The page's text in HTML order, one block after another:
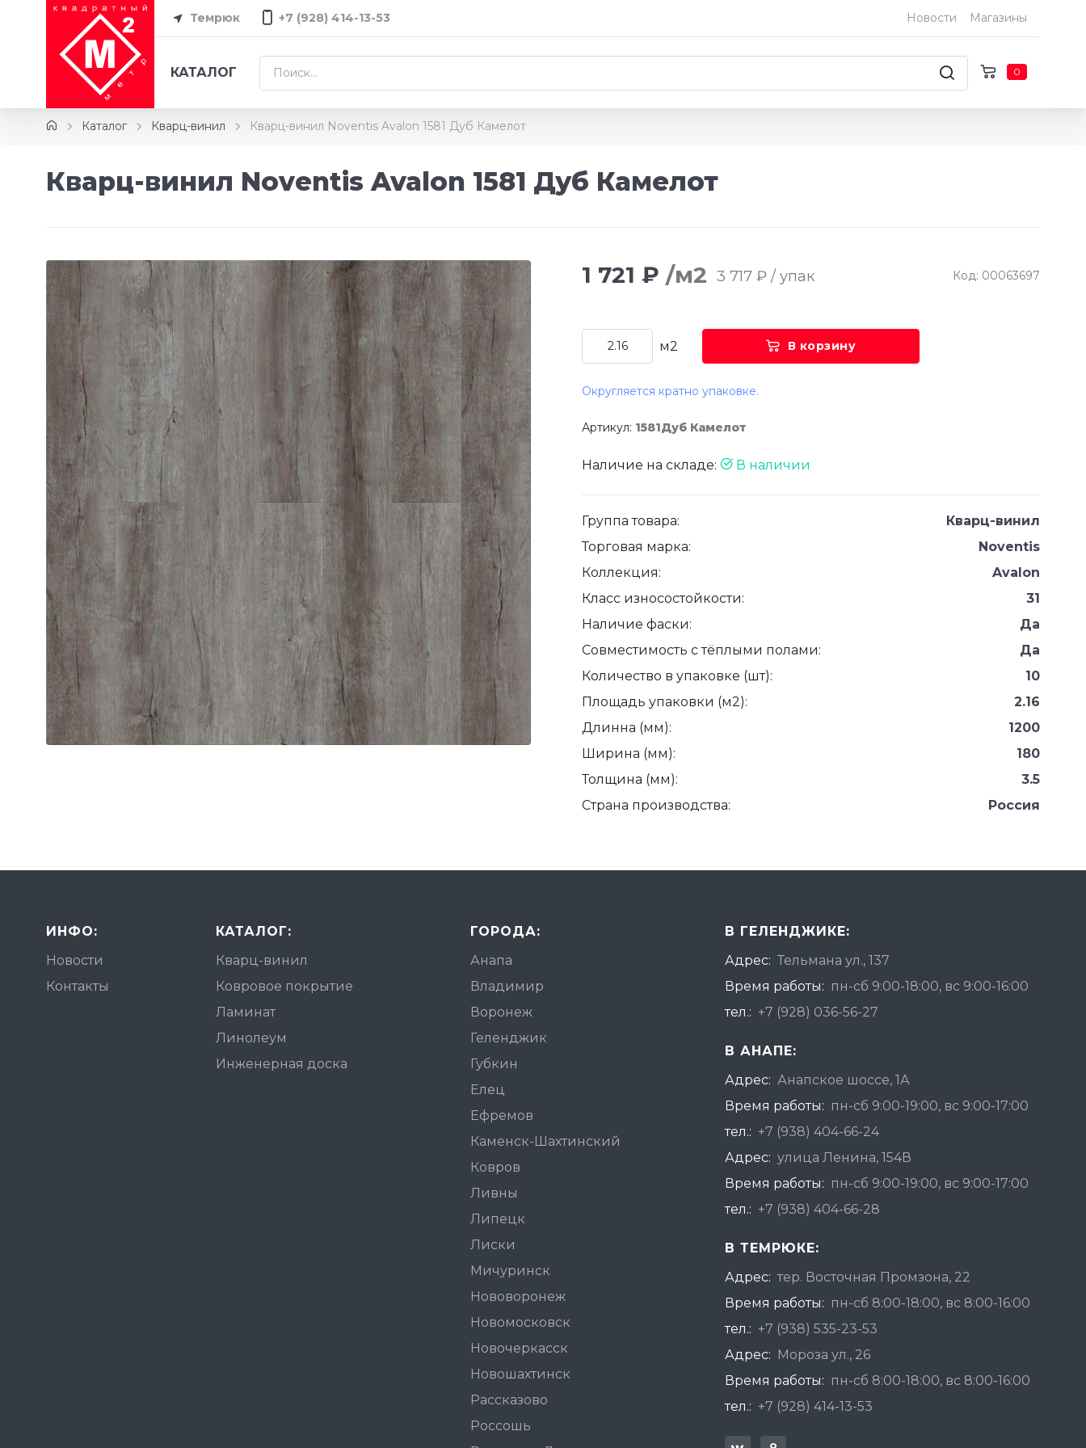
Темрюк +7 (928) 414-13-53 Новости Магазины
КАТАЛОГ 0
Каталог Кварц-винил Кварц-винил Noventis Avalon 1581 Дуб Камелот
Кварц-винил Noventis Avalon 1581 Дуб Камелот
1 721 ₽ /м2 3 717 ₽ / упак Код: 00063697
м2 В корзину
Округляется кратно упаковке.
Артикул: 1581Дуб Камелот
Наличие на складе: В наличии
Группа товара:
Кварц-винил
Торговая марка:
Noventis
Коллекция:
Avalon
Класс износостойкости:
31
Наличие фаски:
Да
Совместимость с тёплыми полами:
Да
Количество в упаковке (шт):
10
Площадь упаковки (м2):
2.16
Длинна (мм):
1200
Ширина (мм):
180
Толщина (мм):
3.5
Страна производства:
Россия
ИНФО:
Новости
Контакты
КАТАЛОГ:
Кварц-винил
Ковровое покрытие
Ламинат
Линолеум
Инженерная доска
ГОРОДА:
Анапа
Владимир
Воронеж
Геленджик
Губкин
Елец
Ефремов
Каменск-Шахтинский
Ковров
Ливны
Липецк
Лиски
Мичуринск
Нововоронеж
Новомосковск
Новочеркасск
Новошахтинск
Рассказово
Россошь
В ГЕЛЕНДЖИКЕ:
Адрес: Тельмана ул., 137
Время работы: пн-сб 9:00-18:00, вс 9:00-16:00
тел.: +7 (928) 036-56-27
В АНАПЕ:
Адрес: Анапское шоссе, 1А
Время работы: пн-сб 9:00-19:00, вс 9:00-17:00
тел.: +7 (938) 404-66-24
Адрес: улица Ленина, 154В
Время работы: пн-сб 9:00-19:00, вс 9:00-17:00
тел.: +7 (938) 404-66-28
В ТЕМРЮКЕ:
Адрес: тер. Восточная Промзона, 22
Время работы: пн-сб 8:00-18:00, вс 8:00-16:00
тел.: +7 (938) 535-23-53
Адрес:
Мороза ул., 26
Время работы: пн-сб 8:00-18:00, вс 8:00-16:00
тел.: +7 (928) 414-13-53